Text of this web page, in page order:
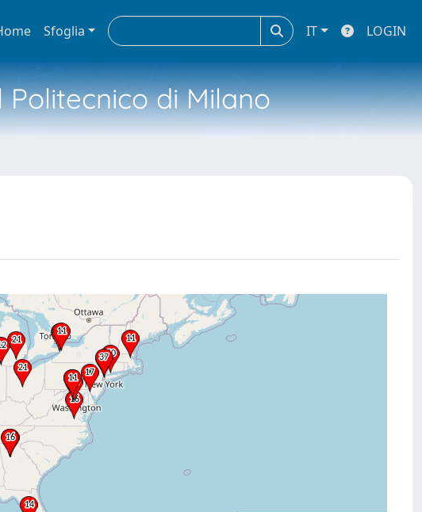
Sfoglia IT LOGIN
di Milano